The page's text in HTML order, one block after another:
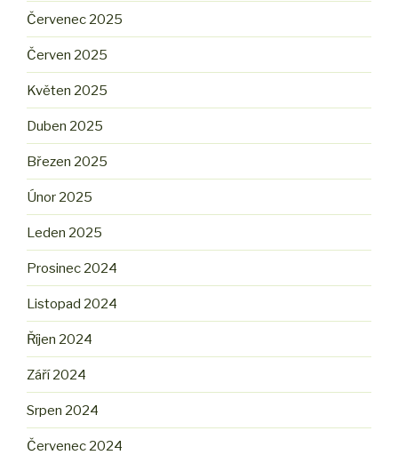
Červenec 2025
Červen 2025
Květen 2025
Duben 2025
Březen 2025
Únor 2025
Leden 2025
Prosinec 2024
Listopad 2024
Říjen 2024
Září 2024
Srpen 2024
Červenec 2024